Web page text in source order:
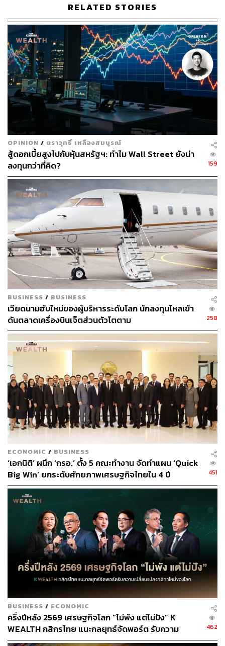
เน็กชั่นส์ เอเชีย (MCA) เปิดเผยว่า เงินที่ได้จากการระดมทุน
ครั้งนี้จะนำไปใช้ลงทุนในสินทรัพย์สำหรับธุรกิจ Distributor
ใช้ชำระคืนเงินกู้ยืมจากสถาบันการเงิน และใช้เป็นเงิน
ทุนหมุนเวียน
โดยบริษัทมีนโยบายจ่ายเงินปันผลให้แก่ผู้ถือหุ้นในอัตราไม่
น้อยกว่า 30% ของกำไรสุทธิหลังจากหักภาษีเงินได้นิติบุคคล
จากกำไรสะสมของงบการเงินเฉพาะกิจการ และทุนสำรอง
ตามกฎหมายในแต่ละปี
MCA มีผู้ถือหุ้นใหญ่หลังเข้าจดทะเบียนคือ กลุ่มภักดี เหล่า
งาม ถือหุ้น 68.91%
บล.ทิสโก้ จับตา 2 ปัจจัยเสี่ยง
ด้าน บล.ทิสโก้ ให้ความเห็นว่า MCA อยู่อุตสาหกรรมไมซ์
(MICE) มีผู้เล่นที่เกี่ยวเนื่องในอุตสาหกรรมจำนวนมาก
ประกอบกับผู้เล่นรายใหม่เข้ามาในอุตสาหกรรมได้ง่าย ทั้ง
บริษัทจัดกิจกรรมทางด้านการตลาดโดยตรง และบริษัทที่
ดำเนินการเกี่ยวข้องกับการประชาสัมพันธ์ (PR) หรือบริษัท
ลูกค้าอาจมีการจัดกิจกรรมขึ้นเอง ส่งผลให้การแข่งขัน
ภายในอุตสาหกรรมสูง แต่บริษัทมีความแตกต่างจากผู้เล่นอื่น
ในแง่ของการให้บริการที่ครบวงจรตั้งแต่วางแผนกลยุทธ์
ทางการตลาดไปจนถึงการผลักดันยอดขาย รวมทั้งบริษัทมี
ความยืดหยุ่นในการดำเนินธุรกิจ ทำให้สามารถปรับเปลี่ยน
กลยุทธ์ได้ทันต่อสถานการณ์
นอกจากนี้แผนขยายธุรกิจไปเป็นผู้จัดจำหน่ายสินค้า โดยใช้
ความเชี่ยวชาญด้านกิจกรรมทางการตลาดของบริษัทมาสนับ
สนุนการดำเนินงานในส่วนนี้ เป็นการต่อยอดธุรกิจที่ก่อให้
เกิดการใช้ทรัพยากรได้อย่างมีประสิทธิภาพมากขึ้น นำไปสู่
การประหยัดต่อขนาด (Economies of Scale) ดังนั้นการ
ระดมทุนในครั้งนี้จึงมีความเหมาะสมในระยะสั้น
โดยมองว่ารายได้จะฟื้นตัวจากฐานที่ต่ำ ประกอบกับปี 2566
เป็นปีที่เปิดประเทศเต็มปี หลังจากธุรกิจจัดกิจกรรมทางการ
ตลาดได้รับผลกระทบอย่างมากในช่วงโควิด ทำให้ไม่
สามารถจัดกิจกรรมทางการตลาดได้ นอกจากนี้ช่วงไตรมาส
1 และไตรมาส 4 ของทุกปี เป็นช่วงที่รายได้เติบโตสูง
เนื่องจากเป็นช่วงเทศกาล การจัดกิจกรรมทางการตลาดจึงสูง
ขึ้นตามไปด้วย ในระยะยาวคาดว่าอุปสงค์การวางแผน
กลยุทธ์ทางการตลาดและการให้บริการจัดกิจกรรมส่งเสริม
ทางการตลาดจะเพิ่มขึ้น จากการแข่งขันในสินค้าต่างๆ ที่สูง
ขึ้น โดยเฉพาะในอุตสาหกรรมที่เป็นฐานลูกค้าหลักของ
รวมทั้งกลยุทธ์การขยายการให้บริการและขยายธุรกิจไปสู่
ธุรกิจที่เกี่ยวเนื่องกันของบริษัทจะช่วยหนุนให้รายได้เติบโต
อย่างสม่ำเสมอในอนาคต อัตรากำไรขั้นต้นและอัตรากำไร
สุทธิเริ่มฟื้นตัวจากรายได้ที่เพิ่มขึ้น โดยเฉพาะรายได้จากการ
บริการจัดกิจกรรมทางด้านการตลาดที่ฟื้นตัวโดยเติบโต
27.79% จากช่วงเดียวกันของปีก่อน (YoY) ซึ่งเป็นบริการที่มี
อัตรากำไรขั้นต้นสูง ส่งผลให้อัตรากำไรสุทธิช่วงครึ่งแรกปี
RELATED STORIES
OPINION / ตราวุทธิ์ เหลืองสมบูรณ์
สู้ดอกเบี้ยสูงไปกับหุ้นสหรัฐฯ: ทำไม Wall Street ยังน่า
ลงทุนกว่าที่คิด?
159
BUSINESS / BUSINESS
เวียดนามฮับใหม่ของผู้บริหารระดับโลก นักลงทุนไหลเข้า
ดันตลาดเครื่องบินเจ็ตส่วนตัวโตตาม
258
ECONOMIC / BUSINESS
‘เอกนิติ’ ผนึก ‘กรอ.’ ตั้ง 5 คณะทำงาน จัดทำแผน ‘Quick
Big Win’ ยกระดับศักยภาพเศรษฐกิจไทยใน 4 ปี
451
BUSINESS / ECONOMIC
ครึ่งปีหลัง 2569 เศรษฐกิจโลก “ไม่พัง แต่ไม่ปัง” K
WEALTH กสิกรไทย แนะกลยุทธ์จัดพอร์ต รับความ
เปลี่ยนแปลงกติกาใหม่ของโลก
462